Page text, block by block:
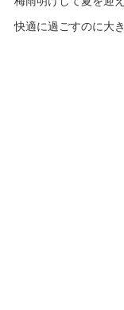
快適に過ごすのに大